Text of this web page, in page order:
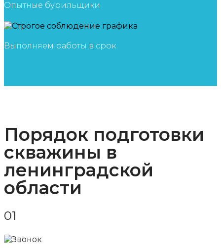
Опытные бурильщики
Выполняем работы в срок
Порядок подготовки
скважины в
ленинградской
области
01